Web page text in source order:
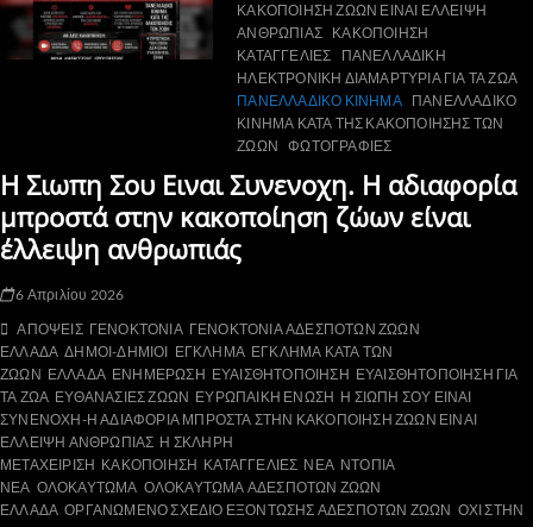
ΚΑΚΟΠΟΙΗΣΗ ΖΩΩΝ ΕΙΝΑΙ ΕΛΛΕΙΨΗ
ΑΝΘΡΩΠΙΑΣ ΚΑΚΟΠΟΙΗΣΗ
ΚΑΤΑΓΓΕΛΙΕΣ
ΠΑΝΕΛΛΑΔΙΚΗ
ΗΛΕΚΤΡΟΝΙΚΗ ΔΙΑΜΑΡΤΥΡΙΑ ΓΙΑ ΤΑ ΖΩΑ
ΠΑΝΕΛΛΑΔΙΚΟ ΚΙΝΗΜΑ
ΠΑΝΕΛΛΑΔΙΚΟ
ΚΙΝΗΜΑ ΚΑΤΑ ΤΗΣ ΚΑΚΟΠΟΙΗΣΗΣ ΤΩΝ
ΖΩΩΝ
ΦΩΤΟΓΡΑΦΙΕΣ
Η Σιωπη Σου Ειναι Συνενοχη. Η αδιαφορία
μπροστά στην κακοποίηση ζώων είναι
έλλειψη ανθρωπιάς
6 Απριλίου 2026
ΑΠΟΨΕΙΣ ΓΕΝΟΚΤΟΝΙΑ ΓΕΝΟΚΤΟΝΙΑ ΑΔΕΣΠΟΤΩΝ ΖΩΩΝ
ΕΛΛΑΔΑ ΔΗΜΟΙ-ΔΗΜΙΟΙ ΕΓΚΛΗΜΑ ΕΓΚΛΗΜΑ ΚΑΤΑ ΤΩΝ
ΖΩΩΝ ΕΛΛΑΔΑ ΕΝΗΜΕΡΩΣΗ ΕΥΑΙΣΘΗΤΟΠΟΙΗΣΗ ΕΥΑΙΣΘΗΤΟΠΟΙΗΣΗ ΓΙΑ
ΤΑ ΖΩΑ ΕΥΘΑΝΑΣΙΕΣ ΖΩΩΝ ΕΥΡΩΠΑΙΚΗ ΕΝΩΣΗ Η ΣΙΩΠΗ ΣΟΥ ΕΙΝΑΙ
ΣΥΝΕΝΟΧΗ-Η ΑΔΙΑΦΟΡΙΑ ΜΠΡΟΣΤΑ ΣΤΗΝ ΚΑΚΟΠΟΙΗΣΗ ΖΩΩΝ ΕΙΝΑΙ
ΕΛΛΕΙΨΗ ΑΝΘΡΩΠΙΑΣ Η ΣΚΛΗΡΗ
ΜΕΤΑΧΕΙΡΙΣΗ ΚΑΚΟΠΟΙΗΣΗ ΚΑΤΑΓΓΕΛΙΕΣ ΝΕΑ ΝΤΟΠΙΑ
ΝΕΑ ΟΛΟΚΑΥΤΩΜΑ ΟΛΟΚΑΥΤΩΜΑ ΑΔΕΣΠΟΤΩΝ ΖΩΩΝ
ΕΛΛΑΔΑ ΟΡΓΑΝΩΜΕΝΟ ΣΧΕΔΙΟ ΕΞΟΝΤΩΣΗΣ ΑΔΕΣΠΟΤΩΝ ΖΩΩΝ ΟΧΙ ΣΤΗΝ